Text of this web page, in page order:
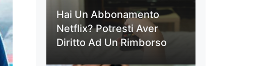
Hai Un Abbonamento
Netflix? Potresti Aver
Diritto Ad Un Rimborso